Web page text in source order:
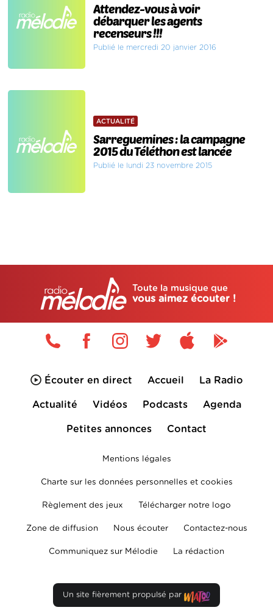
Attendez-vous à voir
débarquer les agents
recenseurs !!!
Publié le mercredi 20 janvier 2016
ACTUALITÉ
Sarreguemines : la campagne
2015 du Téléthon est lancée
Publié le lundi 23 novembre 2015
Toute la musique que
vous aimez écouter !
Écouter en direct Accueil La Radio
Actualité Vidéos Podcasts Agenda
Petites annonces Contact
Mentions légales
Charte sur les données personnelles et cookies
Règlement des jeux Télécharger notre logo
Zone de diffusion Nous écouter Contactez-nous
Communiquez sur Mélodie La rédaction
Un site fièrement propulsé par